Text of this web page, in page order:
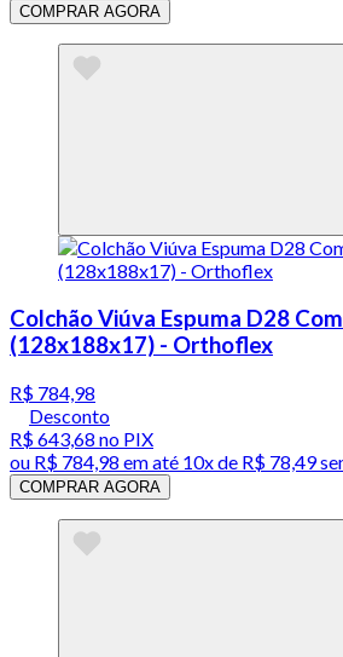
COMPRAR AGORA
Colchão Viúva Espuma D28
(128x188x17) - Orthoflex
R$ 784,98
Desconto
R$ 643,68 no PIX
ou R$ 784,98 em até 10x de R$ 78,49
COMPRAR AGORA